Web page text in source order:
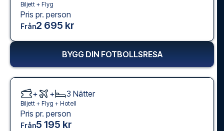
Biljett + Flyg
Pris pr. person
Från2 695 kr
BYGG DIN FOTBOLLSRESA
+ + 3 Nätter
Biljett + Flyg + Hotell
Pris pr. person
Från5 195 kr